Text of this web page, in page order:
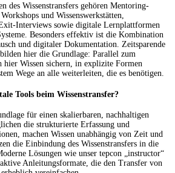
des Wissenstransfers gehören Mentoring-
und Wissenswerkstätten,
Interviews sowie digitale Lernplattformen
Besonders effektiv ist die Kombination
und digitaler Dokumentation. Zeitsparende
hier die Grundlage: Parallel zum
hier Wissen sichern, in explizite Formen
Wege an alle weiterleiten, die es benötigen.
Tools beim Wissenstransfer?
für einen skalierbaren, nachhaltigen
die strukturierte Erfassung und
machen Wissen unabhängig von Zeit und
die Einbindung des Wissenstransfers in die
Lösungen wie unser tepcon „instructor“
Anleitungsformate, die den Transfer von